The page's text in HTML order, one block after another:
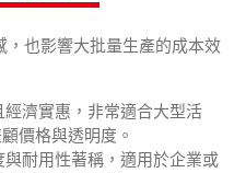
也影響大批量生產的成本效
經濟實惠，非常適合大型活
價格與透明度。
與耐用性著稱，適用於企業或